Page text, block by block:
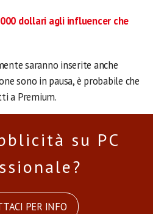
dollari agli influencer che
saranno inserite anche
sono in pausa, è probabile che
a Premium.
su PC
PER INFO